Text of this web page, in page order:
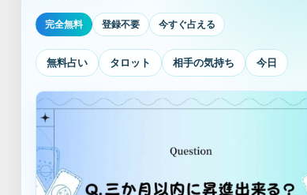
完全無料 登録不要 今すぐ占える
無料占い タロット 相手の気持ち 今日